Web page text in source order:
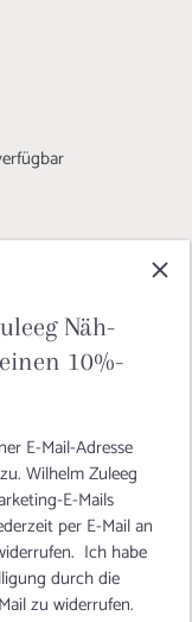
vielseitig einsetzbar
leichte und
Fall und sorgt für
Näh-
10%-
E-Mail-Adresse
zu. Wilhelm Zuleeg
E-Mails
per E-Mail an
Ich habe
durch die
zu widerrufen.